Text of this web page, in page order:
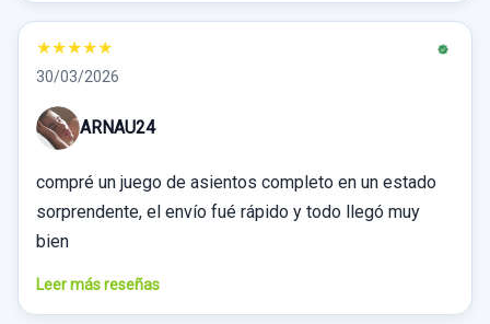
★★★★★
30/03/2026
ARNAU24
compré un juego de asientos completo en un estado
sorprendente, el envío fué rápido y todo llegó muy
bien
Leer más reseñas